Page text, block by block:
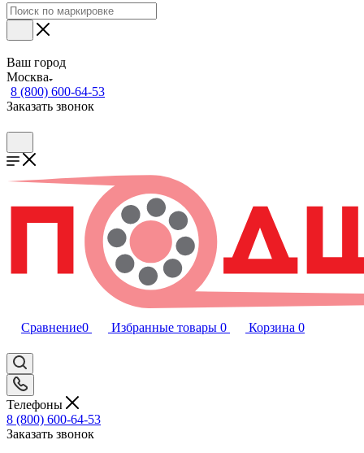
Ваш город
Москва
8 (800) 600-64-53
Заказать звонок
Сравнение0 Избранные товары 0 Корзина 0
Телефоны
8 (800) 600-64-53
Заказать звонок